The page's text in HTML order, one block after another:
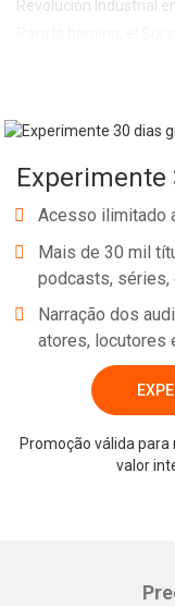
Revolución Industrial
Para la heroína, el Sur
en ese nuevo mundo y
Thornton, dueño de
creciente atracción—,
hacia una madura
crecen, actúan,
Inglaterra industrial
apasionada y
tratarse como iguales
Experimente
Acesso ilimitado
Mais de 30 mil
podcasts, séries,
Narração dos
atores, locutores
Promoção válida para
valor